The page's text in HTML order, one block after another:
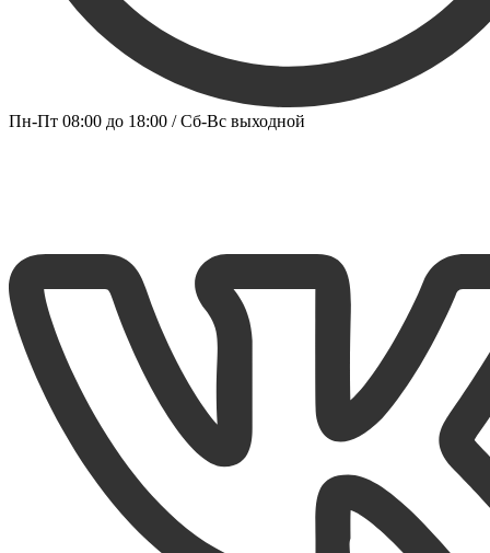
Пн-Пт 08:00 до 18:00 / Сб-Вс выходной